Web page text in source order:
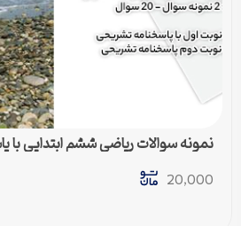
نمونه سوالات ریاضی ششم ابتدایی با
20,000